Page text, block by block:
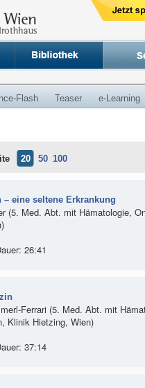
Flash Teaser e-Learning
20 50 100
– eine seltene Erkrankung
(5. Med. Abt. mit Hämatologie,
26:41
Ferrari (5. Med. Abt. mit
Klinik Hietzing, Wien)
37:14